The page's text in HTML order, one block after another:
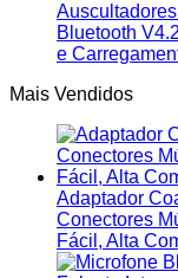
Bluetooth
e
Mais Vendidos
Adaptador
Conectores
Fácil, Alta